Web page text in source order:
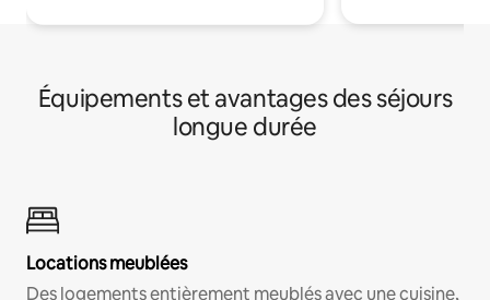
Équipements et avantages des séjours
longue durée
Locations meublées
Des logements entièrement meublés avec une cuisine,